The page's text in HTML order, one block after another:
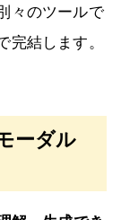
々のツールで
完結します。
ーダル